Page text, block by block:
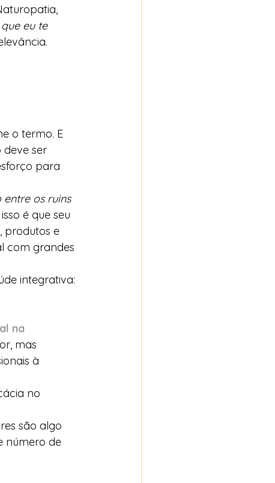
eu te
o termo. E
ser
para
entre os ruins
é que seu
produtos e
com grandes
integrativa:
na
mas
à
no
são algo
número de